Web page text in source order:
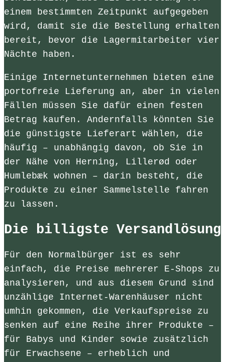
einem bestimmten Zeitpunkt aufgegeben
wird, damit sie die Bestellung erhalten
bereit, bevor die Lagermitarbeiter vier
Nächte haben.
Einige Internetunternehmen bieten eine
portofreie Lieferung an, aber in vielen
Fällen müssen Sie dafür einen festen
Betrag kaufen. Andernfalls könnten Sie
die günstigste Lieferart wählen, die
häufig – unabhängig davon, ob Sie in
der Nähe von Herning, Lillerød oder
Humlebæk wohnen – darin besteht, die
Produkte zu einer Sammelstelle fahren
zu lassen.
Die billigste Versandlösung
Für den Normalbürger ist es sehr
einfach, die Preise mehrerer E-Shops zu
analysieren, und aus diesem Grund sind
unzählige Internet-Warenhäuser nicht
umhin gekommen, die Verkaufspreise zu
senken auf eine Reihe ihrer Produkte –
für Babys und Kinder sowie zusätzlich
für Erwachsene – erheblich und